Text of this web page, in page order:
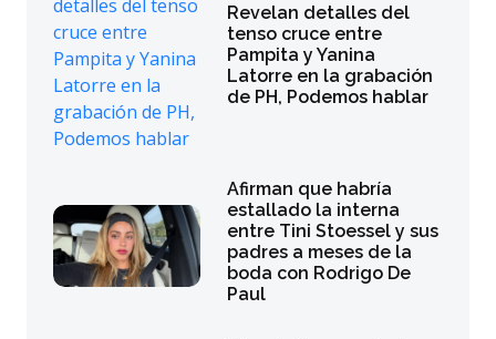
Revelan detalles del
tenso cruce entre
Pampita y Yanina
Latorre en la grabación
de PH, Podemos hablar
Afirman que habría
estallado la interna
entre Tini Stoessel y sus
padres a meses de la
boda con Rodrigo De
Paul